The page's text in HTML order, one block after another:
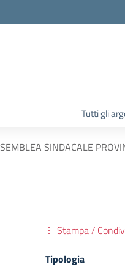
Tutti gli
SINDACALE
Stampa /
Tipologia